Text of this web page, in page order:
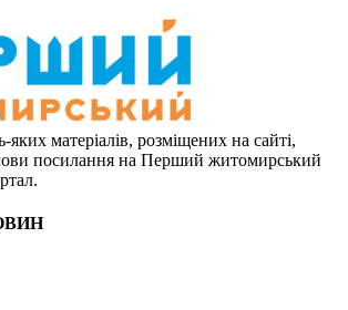
матеріалів, розміщених на сайті,
посилання на Перший житомирський